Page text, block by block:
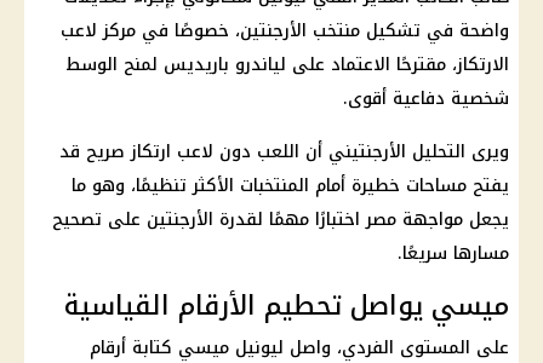
واضحة في تشكيل منتخب الأرجنتين، خصوصًا في مركز لاعب
الارتكاز، مقترحًا الاعتماد على لياندرو باريديس لمنح الوسط
شخصية دفاعية أقوى.
ويرى التحليل الأرجنتيني أن اللعب دون لاعب ارتكاز صريح قد
يفتح مساحات خطيرة أمام المنتخبات الأكثر تنظيمًا، وهو ما
يجعل مواجهة مصر اختبارًا مهمًا لقدرة الأرجنتين على تصحيح
مسارها سريعًا.
ميسي يواصل تحطيم الأرقام القياسية
على المستوى الفردي، واصل ليونيل ميسي كتابة أرقام